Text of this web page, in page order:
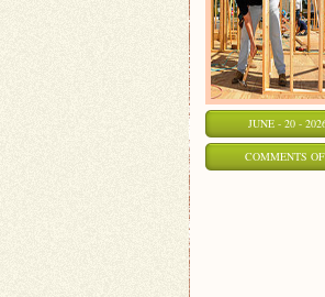
JUNE - 20 -
COMMENTS